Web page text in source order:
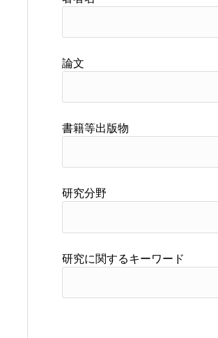
論文
書籍等出版物
研究分野
研究に関するキーワード